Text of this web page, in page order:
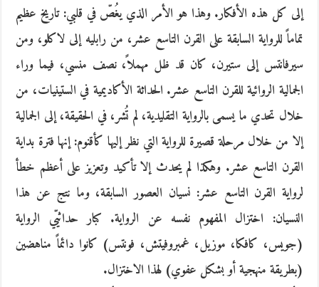
إلى كل هذه الأفكار. وهذا هو الأمر الذي يغُصّ في قلبي: تاريخ عظيم
تماماً للرواية السابقة على القرن التاسع عشر، من رابليه إلى لاكلو، ومن
سيرفانتس إلى ستيرن، كان قد ظل مهملاً، نصف منسي، فيما وراء
الجمالية الروائية للقرن التاسع عشر. الحداثة الأكاديمية في الستينيات، من
خلال تحدي ما يسمى بالرواية التقليدية، لم تُشر، في الحقيقة، إلى الجمالية
إلا من خلال مرحلة قصيرة للرواية التي نظر إليها كأقنوم: إنها فترة بداية
القرن التاسع عشر. وهكذا لم يحدث إلا تأكيد وتعزيز على أعظم خطأ
لرواية القرن التاسع عشر: نسيان العصور السابقة، وما نتج عن هذا
النسيان: اختزال المفهوم نفسه عن الرواية. كبار حداثيّي الرواية
(جويس، كافكا، موزيل، غمبروفيتش، فونتس) كانوا دائماً مناهضين
(بطريقة منهجية أو بشكل عفوي) لهذا الاختزال.